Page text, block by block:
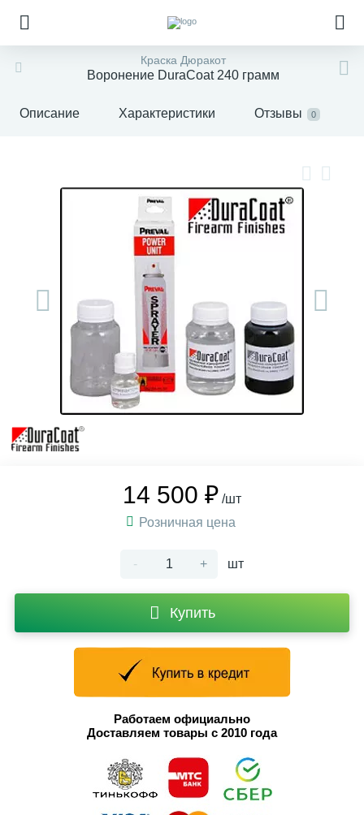
Краска Дюракот
Воронение DuraCoat 240 грамм
Описание Характеристики Отзывы 0
14 500 ₽ /шт
Розничная цена
- + шт
Купить
Работаем официально
Доставляем товары с 2010 года